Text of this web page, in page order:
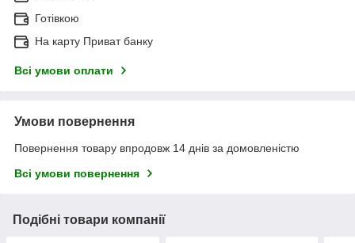
Готівкою
На карту Приват банку
Всі умови оплати
Умови повернення
Повернення товару впродовж 14 днів за домовленістю
Всі умови повернення
Подібні товари компанії